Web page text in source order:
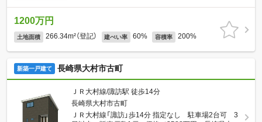
1200万円
土地面積 266.34m²（登記） 建ぺい率 60% 容積率 200%
新築一戸建て 長崎県大村市古町
ＪＲ大村線/諏訪駅 徒歩14分
長崎県大村市古町
ＪＲ大村線「諏訪」歩14分 指定なし 駐車場2台可 3